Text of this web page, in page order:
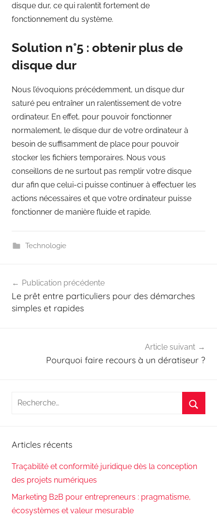
disque dur, ce qui ralentit fortement de
fonctionnement du système.
Solution n°5 : obtenir plus de
disque dur
Nous l’évoquions précédemment, un disque dur
saturé peu entraîner un ralentissement de votre
ordinateur. En effet, pour pouvoir fonctionner
normalement, le disque dur de votre ordinateur à
besoin de suffisamment de place pour pouvoir
stocker les fichiers temporaires. Nous vous
conseillons de ne surtout pas remplir votre disque
dur afin que celui-ci puisse continuer à effectuer les
actions nécessaires et que votre ordinateur puisse
fonctionner de manière fluide et rapide.
Technologie
de
l’article
Publication précédente
Le prêt entre particuliers pour des démarches
simples et rapides
Article suivant
Pourquoi faire recours à un dératiseur ?
Recherche
Articles récents
Traçabilité et conformité juridique dès la conception
des projets numériques
Marketing B2B pour entrepreneurs : pragmatisme,
écosystèmes et valeur mesurable